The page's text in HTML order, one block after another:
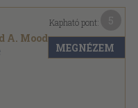
A. Moody
Kapható pont:
MEGNÉZEM